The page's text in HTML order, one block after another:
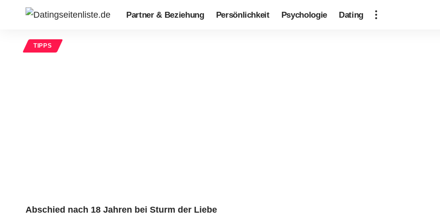
Partner & Beziehung Persönlichkeit Psychologie Dating
TIPPS
Abschied nach 18 Jahren bei Sturm der Liebe